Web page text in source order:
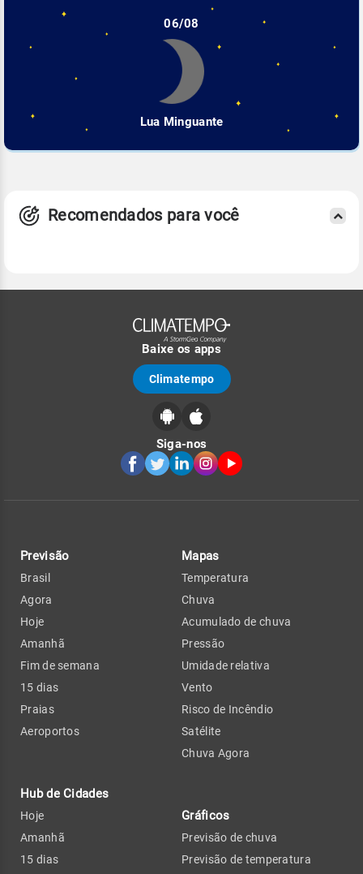
06/08
Lua Minguante
Recomendados para você
Baixe os apps
Climatempo
Siga-nos
Previsão
Brasil
Agora
Hoje
Amanhã
Fim de semana
15 dias
Praias
Aeroportos
Hub de Cidades
Hoje
Amanhã
15 dias
Mapas
Temperatura
Chuva
Acumulado de chuva
Pressão
Umidade relativa
Vento
Risco de Incêndio
Satélite
Chuva Agora
Gráficos
Previsão de chuva
Previsão de temperatura